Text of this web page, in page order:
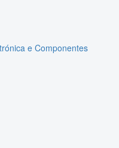
e Componentes